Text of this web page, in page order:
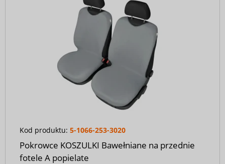
Kod produktu: 5-1066-253-3020
Pokrowce KOSZULKI Bawełniane na przednie
fotele A popielate